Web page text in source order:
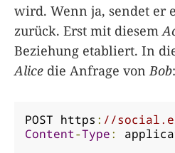
wird. Wenn ja, sendet er
zurück. Erst mit diesem
Beziehung etabliert. In
Alice die Anfrage von Bob:
POST https : //
Content-Type: